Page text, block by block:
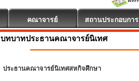
คณาจารย์ สถานประกอบการ
บทบาทประธานคณาจารย์นิเทศ
ประธานคณาจารย์นิเทศสหกิจศึกษา